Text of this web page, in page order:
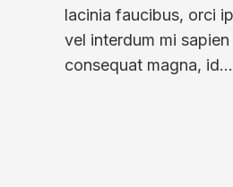
lacinia faucibus, orci
vel interdum mi
consequat magna, id…